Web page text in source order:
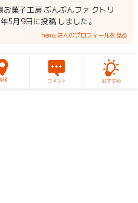
お菓子工房 ぶんぶんファ クトリ
5月9日に投稿 しました。
hemuさんのプロフィールを見る
報 コメント おすすめ